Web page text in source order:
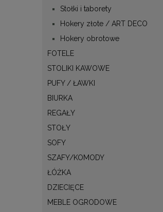
Stołki i taborety
Hokery złote / ART DECO
Hokery obrotowe
FOTELE
STOLIKI KAWOWE
PUFY / ŁAWKI
BIURKA
REGAŁY
STOŁY
SOFY
SZAFY/KOMODY
ŁÓŻKA
DZIECIĘCE
MEBLE OGRODOWE